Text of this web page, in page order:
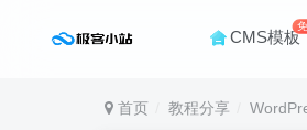
CMS模板
首页 教程分享